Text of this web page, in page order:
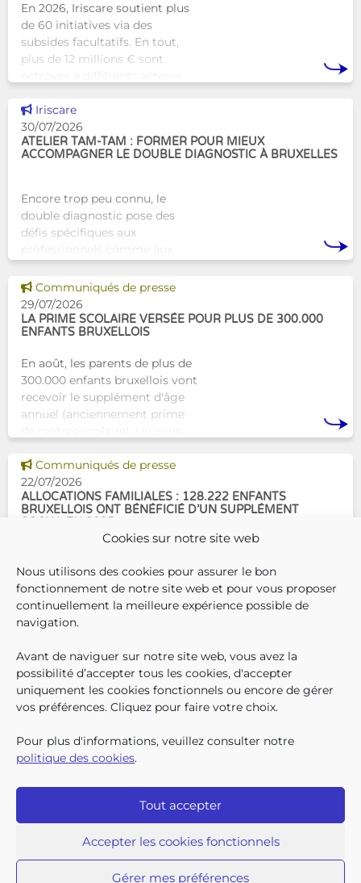
Cookies sur notre site web
Nous utilisons des cookies pour assurer le bon
fonctionnement de notre site web et pour vous proposer
continuellement la meilleure expérience possible de
navigation.
Avant de naviguer sur notre site web, vous avez la
possibilité d’accepter tous les cookies, d'accepter
uniquement les cookies fonctionnels ou encore de gérer
vos préférences. Cliquez pour faire votre choix.
Pour plus d'informations, veuillez consulter notre
politique des cookies.
Tout accepter
Accepter les cookies fonctionnels
Gérer mes préférences
En 2026, Iriscare soutient plus
de 60 initiatives via des
subsides facultatifs. En tout,
plus de 12 millions € sont
travail au serv
Voir cette news
Iriscare
30/07/2026
ATELIER TAM-TAM : FORMER POUR MIEUX
ACCOMPAGNER LE DOUBLE DIAGNOSTIC À BRUXELLES
Encore trop peu connu, le
double diagnostic pose des
défis spécifiques aux
professionnels comme aux
Tam-Tam apporte une réponse
concrète avec une formation
dest
Voir cette news
Communiqués de presse
29/07/2026
LA PRIME SCOLAIRE VERSÉE POUR PLUS DE 300.000
ENFANTS BRUXELLOIS
En août, les parents de plus de
300.000 enfants bruxellois vont
recevoir le supplément d'âge
annuel (anciennement prime
commencer la
Voir cette news
Communiqués de presse
22/07/2026
ALLOCATIONS FAMILIALES : 128.222 ENFANTS
BRUXELLOIS ONT BÉNÉFICIÉ D’UN SUPPLÉMENT
En décembre 2025, 304.966
enfants bruxellois avaient droit
aux allocations familiales.
Parmi eux, 128.222
supplément social en plus du
montant de base de leurs all
QUI SOMMES-NOUS ?
TRAVAILLER CHEZ NOUS
TOUTES LES NEWS
TRANSPARENCE
CONTACTEZ-NOUS
PRESSE
PLAINTES
Iriscare • 71 rue Belliard boîte 2 • 1040 Bruxelles
Déclaration d’accessibilité
Protection des données à caractère personnel
Clause de non-responsabilité